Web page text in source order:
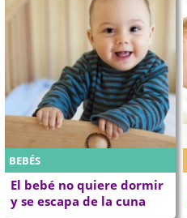
BEBÉS
El bebé no quiere dormir
y se escapa de la cuna